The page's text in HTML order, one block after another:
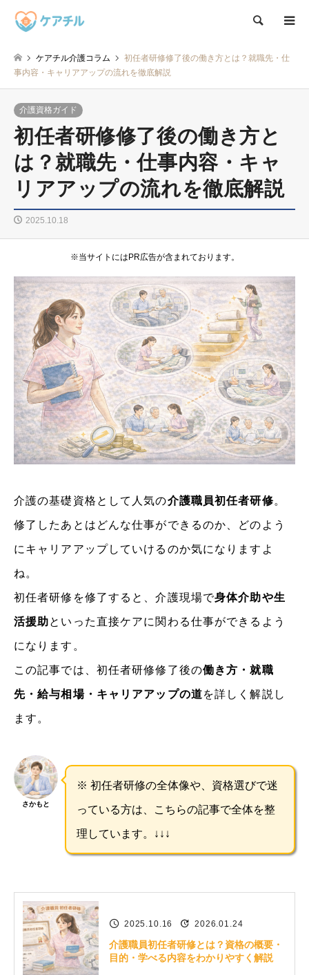
検索
ケアチル介護コラム
初任者研修修了後の働き方とは？就職先・仕
事内容・キャリアアップの流れを徹底解説
介護資格ガイド
初任者研修修了後の働き方と
は？就職先・仕事内容・キャ
リアアップの流れを徹底解説
2025.10.18
※当サイトにはPR広告が含まれております。
介護の基礎資格として人気の介護職員初任者研修。
修了したあとはどんな仕事ができるのか、どのよう
にキャリアアップしていけるのか気になりますよ
ね。
初任者研修を修了すると、介護現場で身体介助や生
活援助といった直接ケアに関わる仕事ができるよう
になります。
この記事では、初任者研修修了後の働き方・就職
先・給与相場・キャリアアップの道を詳しく解説し
ます。
さかもと
※ 初任者研修の全体像や、資格選びで迷
っている方は、こちらの記事で全体を整
理しています。↓↓↓
2025.10.16 2026.01.24
介護職員初任者研修とは？資格の概要・
目的・学べる内容をわかりやすく解説